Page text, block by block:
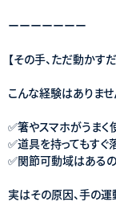
ーーーーーーー
【その手、ただ動かす
こんな経験はありませ
✅箸やスマホがうまく
✅道具を持ってもすぐ
✅関節可動域はある
実はその原因、手の